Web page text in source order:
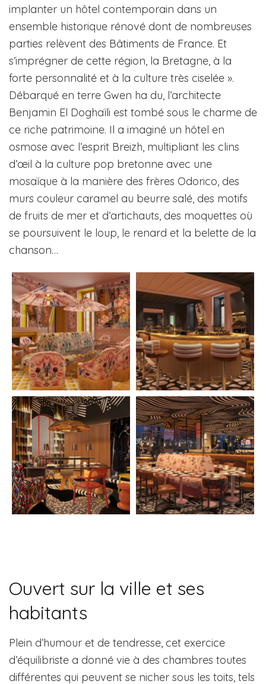
implanter un hôtel contemporain dans un
ensemble historique rénové dont de nombreuses
parties relèvent des Bâtiments de France. Et
s’imprégner de cette région, la Bretagne, à la
forte personnalité et à la culture très ciselée ».
Débarqué en terre Gwen ha du, l’architecte
Benjamin El Doghaïli est tombé sous le charme de
ce riche patrimoine. Il a imaginé un hôtel en
osmose avec l’esprit Breizh, multipliant les clins
d’œil à la culture pop bretonne avec une
mosaïque à la manière des frères Odorico, des
murs couleur caramel au beurre salé, des motifs
de fruits de mer et d’artichauts, des moquettes où
se poursuivent le loup, le renard et la belette de la
chanson…
Ouvert sur la ville et ses
habitants
Plein d’humour et de tendresse, cet exercice
d’équilibriste a donné vie à des chambres toutes
différentes qui peuvent se nicher sous les toits, tels